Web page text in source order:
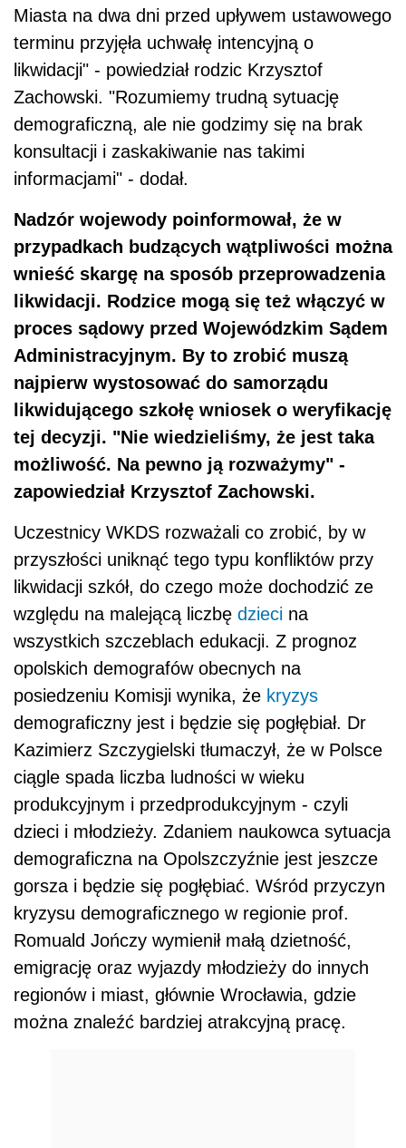
Miasta na dwa dni przed upływem ustawowego
terminu przyjęła uchwałę intencyjną o
likwidacji" - powiedział rodzic Krzysztof
Zachowski. "Rozumiemy trudną sytuację
demograficzną, ale nie godzimy się na brak
konsultacji i zaskakiwanie nas takimi
informacjami" - dodał.
Nadzór wojewody poinformował, że w
przypadkach budzących wątpliwości można
wnieść skargę na sposób przeprowadzenia
likwidacji. Rodzice mogą się też włączyć w
proces sądowy przed Wojewódzkim Sądem
Administracyjnym. By to zrobić muszą
najpierw wystosować do samorządu
likwidującego szkołę wniosek o weryfikację
tej decyzji. "Nie wiedzieliśmy, że jest taka
możliwość. Na pewno ją rozważymy" -
zapowiedział Krzysztof Zachowski.
Uczestnicy WKDS rozważali co zrobić, by w
przyszłości uniknąć tego typu konfliktów przy
likwidacji szkół, do czego może dochodzić ze
względu na malejącą liczbę dzieci na
wszystkich szczeblach edukacji. Z prognoz
opolskich demografów obecnych na
posiedzeniu Komisji wynika, że kryzys
demograficzny jest i będzie się pogłębiał. Dr
Kazimierz Szczygielski tłumaczył, że w Polsce
ciągle spada liczba ludności w wieku
produkcyjnym i przedprodukcyjnym - czyli
dzieci i młodzieży. Zdaniem naukowca sytuacja
demograficzna na Opolszczyźnie jest jeszcze
gorsza i będzie się pogłębiać. Wśród przyczyn
kryzysu demograficznego w regionie prof.
Romuald Jończy wymienił małą dzietność,
emigrację oraz wyjazdy młodzieży do innych
regionów i miast, głównie Wrocławia, gdzie
można znaleźć bardziej atrakcyjną pracę.